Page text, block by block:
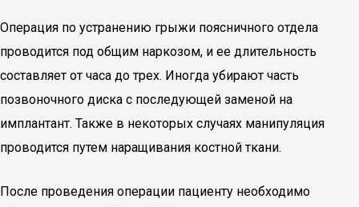
Операция по устранению грыжи поясничного отдела
проводится под общим наркозом, и ее длительность
составляет от часа до трех. Иногда убирают часть
позвоночного диска с последующей заменой на
имплантант. Также в некоторых случаях манипуляция
проводится путем наращивания костной ткани.
После проведения операции пациенту необходимо